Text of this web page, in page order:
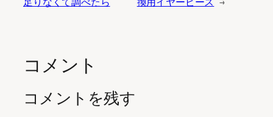
コメント
コメントを残す